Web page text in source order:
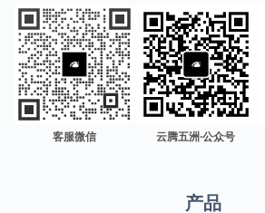
客服微信 云腾五洲·公众号
产品